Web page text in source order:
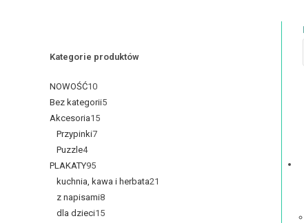
Kategorie produktów
NOWOŚĆ10
Bez kategorii5
Akcesoria15
Przypinki7
Puzzle4
PLAKATY95
kuchnia, kawa i herbata21
z napisami8
dla dzieci15